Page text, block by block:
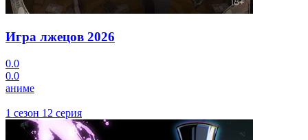
Игра лжецов 2026
0.0
0.0
аниме
1 сезон 12 серия